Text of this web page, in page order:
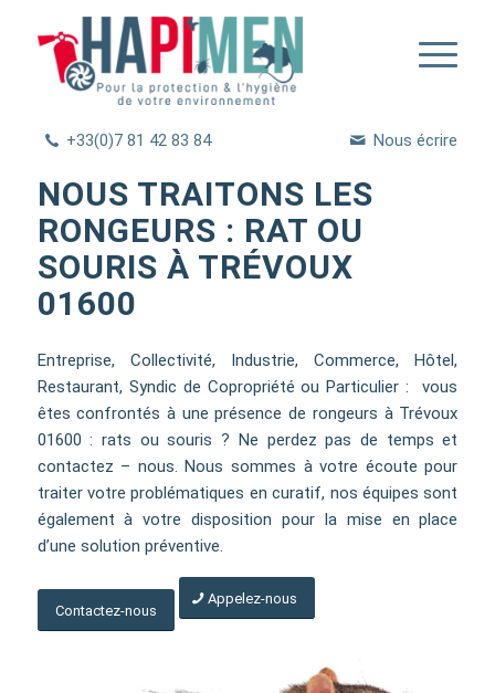
+33(0)7 81 42 83 84 Nous écrire
NOUS TRAITONS LES
RONGEURS : RAT OU
SOURIS À TRÉVOUX
01600
Entreprise, Collectivité, Industrie, Commerce, Hôtel,
Restaurant, Syndic de Copropriété ou Particulier : vous
êtes confrontés à une présence de rongeurs à Trévoux
01600 : rats ou souris ? Ne perdez pas de temps et
contactez – nous. Nous sommes à votre écoute pour
traiter votre problématiques en curatif, nos équipes sont
également à votre disposition pour la mise en place
d’une solution préventive.
Contactez-nous
Appelez-nous